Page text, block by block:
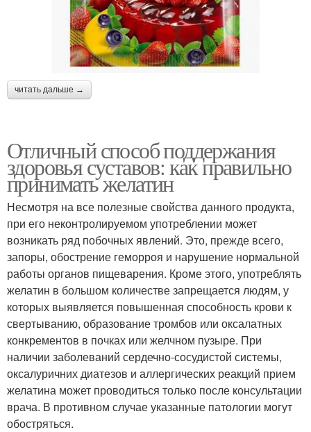
читать дальше →
Отличный способ поддержания
здоровья суставов: как правильно
принимать желатин
Несмотря на все полезные свойства данного продукта,
при его неконтролируемом употреблении может
возникать ряд побочных явлений. Это, прежде всего,
запоры, обострение геморроя и нарушение нормальной
работы органов пищеварения. Кроме этого, употреблять
желатин в большом количестве запрещается людям, у
которых выявляется повышенная способность крови к
свертыванию, образование тромбов или оксалатных
конкрементов в почках или желчном пузыре. При
наличии заболеваний сердечно-сосудистой системы,
оксалуричних диатезов и аллергических реакций прием
желатина может проводиться только после консультации
врача. В противном случае указанные патологии могут
обостряться.